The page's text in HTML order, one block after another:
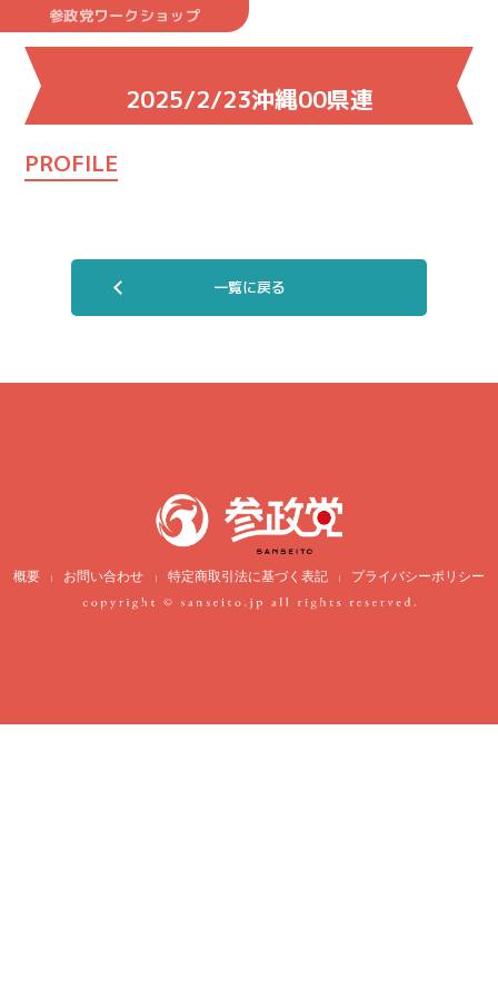
参政党ワークショップ
2025/2/23沖縄00県連
PROFILE
一覧に戻る
概要 | お問い合わせ | 特定商取引法に基づく表記 | プライバシーポリシー